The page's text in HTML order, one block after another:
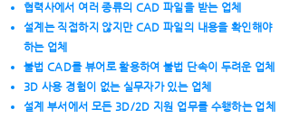
협력사에서 여러 종류의 CAD 파일을 받는 업체
설계는 직접하지 않지만 CAD 파일의 내용을 확인해야
하는 업체
불법 CAD를 뷰어로 활용하여 불법 단속이 두려운 업체
3D 사용 경험이 없는 실무자가 있는 업체
설계 부서에서 모든 3D/2D 지원 업무를 수행하는 업체